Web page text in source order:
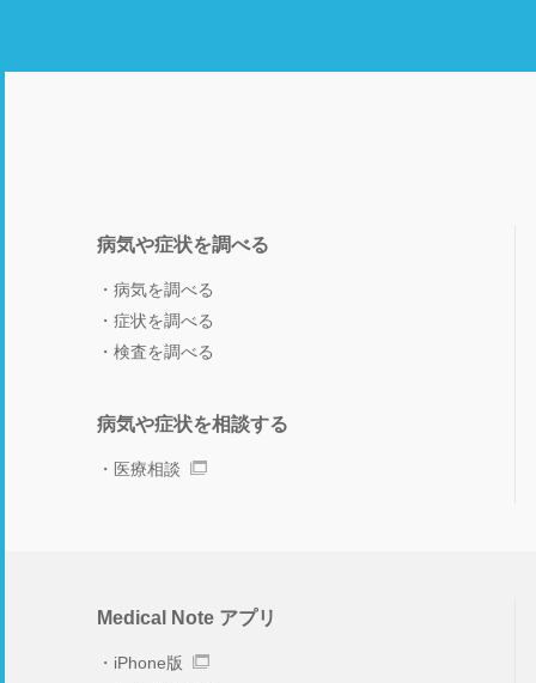
病気や症状を調べる
病気を調べる
症状を調べる
検査を調べる
病気や症状を相談する
医療相談
Medical Note アプリ
iPhone版